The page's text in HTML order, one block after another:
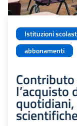
Istituzioni
abbonamenti
l’acquisto